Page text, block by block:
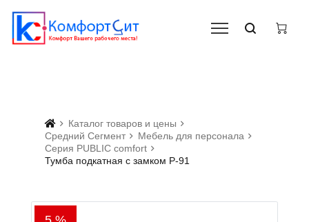
Каталог товаров и цены
Средний Сегмент
Мебель для персонала
Серия PUBLIC comfort
Тумба подкатная с замком Р-91